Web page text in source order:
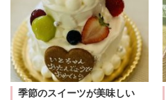
季節のスイーツが美味しい